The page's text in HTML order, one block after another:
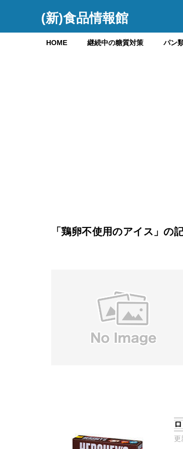
(新)食品情報館
HOME 継続中の糖質対策 パン
「鶏卵不使用のアイス」の
更